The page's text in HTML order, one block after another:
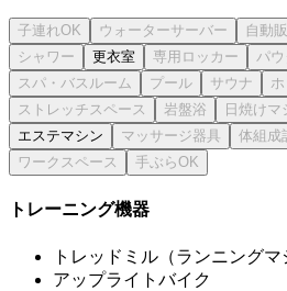
更衣室
エステマシン
トレーニング機器
トレッドミル（ランニングマ
アップライトバイク